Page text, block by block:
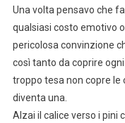
Una volta pensavo che
qualsiasi costo emotivo
pericolosa convinzione
così tanto da coprire
troppo tesa non copre le
diventa una.
Alzai il calice verso i pini